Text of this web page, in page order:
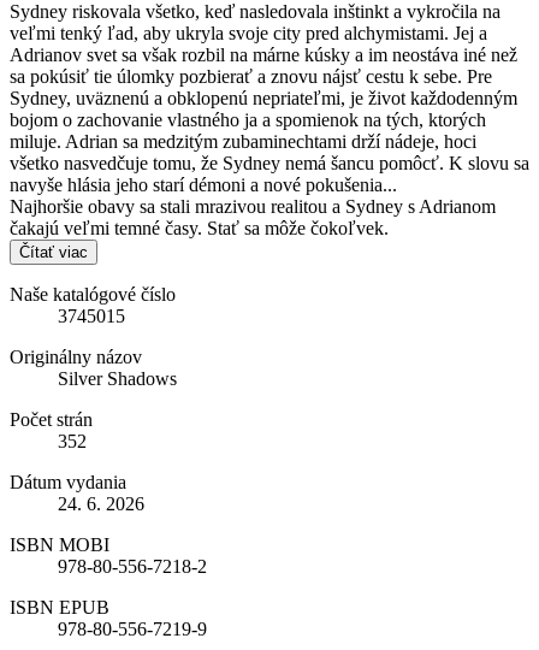
Sydney riskovala všetko, keď nasledovala inštinkt a vykročila na
veľmi tenký ľad, aby ukryla svoje city pred alchymistami. Jej a
Adrianov svet sa však rozbil na márne kúsky a im neostáva iné než
sa pokúsiť tie úlomky pozbierať a znovu nájsť cestu k sebe. Pre
Sydney, uväznenú a obklopenú nepriateľmi, je život každodenným
bojom o zachovanie vlastného ja a spomienok na tých, ktorých
miluje. Adrian sa medzitým zubaminechtami drží nádeje, hoci
všetko nasvedčuje tomu, že Sydney nemá šancu pomôcť. K slovu sa
navyše hlásia jeho starí démoni a nové pokušenia...
Najhoršie obavy sa stali mrazivou realitou a Sydney s Adrianom
čakajú veľmi temné časy. Stať sa môže čokoľvek.
Čítať viac
Naše katalógové číslo
3745015
Originálny názov
Silver Shadows
Počet strán
352
Dátum vydania
24. 6. 2026
ISBN MOBI
978-80-556-7218-2
ISBN EPUB
978-80-556-7219-9